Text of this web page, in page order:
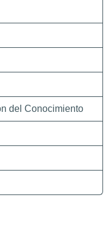
del Conocimiento